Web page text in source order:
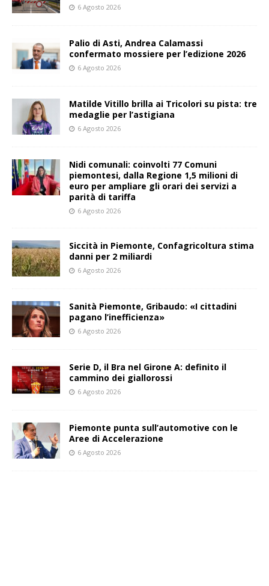
6 Agosto 2026
Palio di Asti, Andrea Calamassi
confermato mossiere per l’edizione 2026
6 Agosto 2026
Matilde Vitillo brilla ai Tricolori su pista: tre
medaglie per l’astigiana
6 Agosto 2026
Nidi comunali: coinvolti 77 Comuni
piemontesi, dalla Regione 1,5 milioni di
euro per ampliare gli orari dei servizi a
parità di tariffa
6 Agosto 2026
Siccità in Piemonte, Confagricoltura stima
danni per 2 miliardi
6 Agosto 2026
Sanità Piemonte, Gribaudo: «I cittadini
pagano l’inefficienza»
6 Agosto 2026
Serie D, il Bra nel Girone A: definito il
cammino dei giallorossi
6 Agosto 2026
Piemonte punta sull’automotive con le
Aree di Accelerazione
6 Agosto 2026